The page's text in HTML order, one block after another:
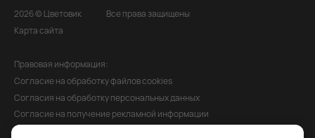
2026 © Цветовик
Все права защищены
Карта сайта
Правовая информация:
Согласие на обработку файлов cookies
Согласия на обработку персональных данных
Согласие на получение рекламной информации
Политика обработки персональных данных